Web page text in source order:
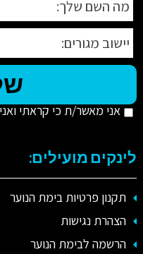
אני מאשר/ת כי קראתי
לינקים מועילים:
תקנון פרטיות בימת הנוער
הצהרת נגישות
הרשמה לבימת הנוער